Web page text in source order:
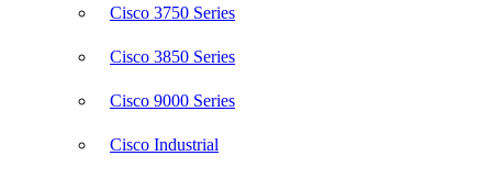
Cisco 3750 Series
Cisco 3850 Series
Cisco 9000 Series
Cisco Industrial